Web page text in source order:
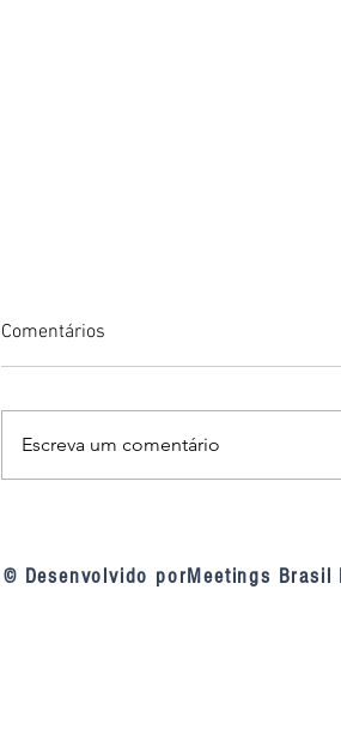
fortalecer a cooperação entre
as capitais brasileiras
Comentários
Escreva um comentário
© Desenvolvido porMeetings